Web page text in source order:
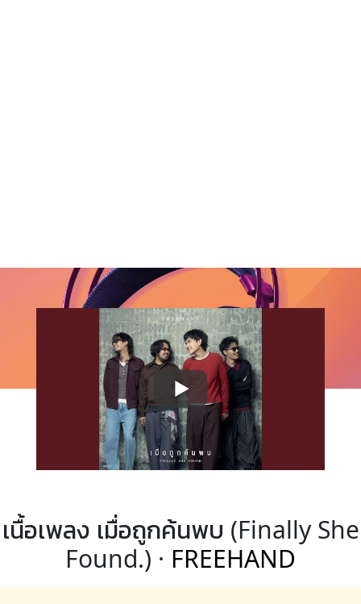
เนื้อเพลง เมื่อถูกค้นพบ (Finally She
Found.) · FREEHAND